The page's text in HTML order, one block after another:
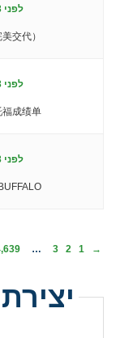
לפני 3 YEARS, 8 MONTHS
交代）
לפני 3 YEARS, 8 MONTHS
成绩单
לפני 3 YEARS, 8 MONTHS
→
1
2
3
…